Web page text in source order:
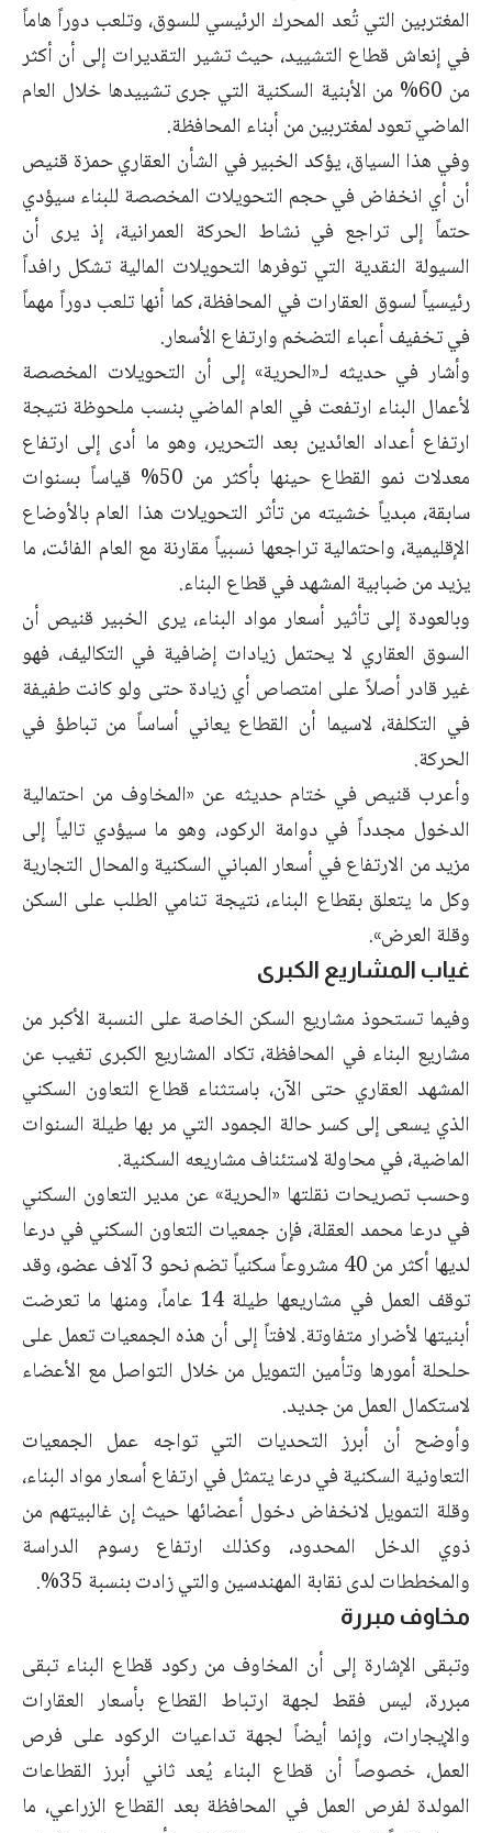
المغتربين التي تُعد المحرك الرئيسي للسوق، وتلعب دوراً هاماً
في إنعاش قطاع التشييد، حيث تشير التقديرات إلى أن أكثر
من 60% من الأبنية السكنية التي جرى تشييدها خلال العام
الماضي تعود لمغتربين من أبناء المحافظة.
وفي هذا السياق، يؤكد الخبير في الشأن العقاري حمزة قنيص
أن أي انخفاض في حجم التحويلات المخصصة للبناء سيؤدي
حتماً إلى تراجع في نشاط الحركة العمرانية، إذ يرى أن
السيولة النقدية التي توفرها التحويلات المالية تشكل رافداً
رئيسياً لسوق العقارات في المحافظة، كما أنها تلعب دوراً مهماً
في تخفيف أعباء التضخم وارتفاع الأسعار.
وأشار في حديثه لـ«الحرية» إلى أن التحويلات المخصصة
لأعمال البناء ارتفعت في العام الماضي بنسب ملحوظة نتيجة
ارتفاع أعداد العائدين بعد التحرير، وهو ما أدى إلى ارتفاع
معدلات نمو القطاع حينها بأكثر من 50% قياساً بسنوات
سابقة، مبدياً خشيته من تأثر التحويلات هذا العام بالأوضاع
الإقليمية، واحتمالية تراجعها نسبياً مقارنة مع العام الفائت، ما
يزيد من ضبابية المشهد في قطاع البناء.
وبالعودة إلى تأثير أسعار مواد البناء، يرى الخبير قنيص أن
السوق العقاري لا يحتمل زيادات إضافية في التكاليف، فهو
غير قادر أصلاً على امتصاص أي زيادة حتى ولو كانت طفيفة
في التكلفة، لاسيما أن القطاع يعاني أساساً من تباطؤ في
الحركة.
وأعرب قنيص في ختام حديثه عن «المخاوف من احتمالية
الدخول مجدداً في دوامة الركود، وهو ما سيؤدي تالياً إلى
مزيد من الارتفاع في أسعار المباني السكنية والمحال التجارية
وكل ما يتعلق بقطاع البناء، نتيجة تنامي الطلب على السكن
وقلة العرض».
غياب المشاريع الكبرى
وفيما تستحوذ مشاريع السكن الخاصة على النسبة الأكبر من
مشاريع البناء في المحافظة، تكاد المشاريع الكبرى تغيب عن
المشهد العقاري حتى الآن، باستثناء قطاع التعاون السكني
الذي يسعى إلى كسر حالة الجمود التي مر بها طيلة السنوات
الماضية، في محاولة لاستئناف مشاريعه السكنية.
وحسب تصريحات نقلتها «الحرية» عن مدير التعاون السكني
في درعا محمد العقلة، فإن جمعيات التعاون السكني في درعا
لديها أكثر من 40 مشروعاً سكنياً تضم نحو 3 آلاف عضو، وقد
توقف العمل في مشاريعها طيلة 14 عاماً، ومنها ما تعرضت
أبنيتها لأضرار متفاوتة. لافتاً إلى أن هذه الجمعيات تعمل على
حلحلة أمورها وتأمين التمويل من خلال التواصل مع الأعضاء
لاستكمال العمل من جديد.
وأوضح أن أبرز التحديات التي تواجه عمل الجمعيات
التعاونية السكنية في درعا يتمثل في ارتفاع أسعار مواد البناء،
وقلة التمويل لانخفاض دخول أعضائها حيث إن غالبيتهم من
ذوي الدخل المحدود، وكذلك ارتفاع رسوم الدراسة
والمخططات لدى نقابة المهندسين والتي زادت بنسبة 35%.
مخاوف مبررة
وتبقى الإشارة إلى أن المخاوف من ركود قطاع البناء تبقى
مبررة، ليس فقط لجهة ارتباط القطاع بأسعار العقارات
والإيجارات، وإنما أيضاً لجهة تداعيات الركود على فرص
العمل، خصوصاً أن قطاع البناء يُعد ثاني أبرز القطاعات
المولدة لفرص العمل في المحافظة بعد القطاع الزراعي، ما